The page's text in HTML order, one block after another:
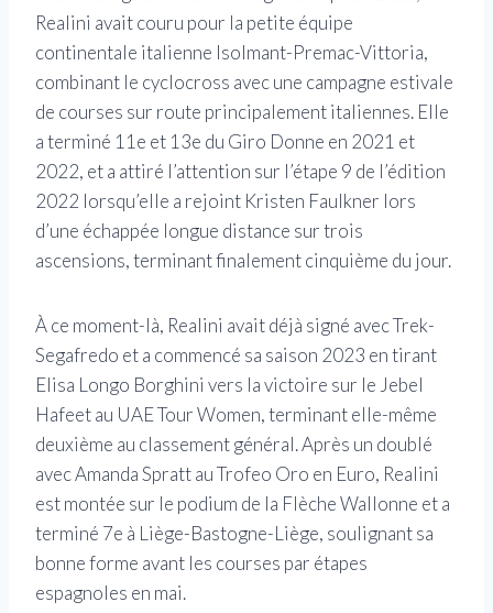
Realini avait couru pour la petite équipe
continentale italienne Isolmant-Premac-Vittoria,
combinant le cyclocross avec une campagne estivale
de courses sur route principalement italiennes. Elle
a terminé 11e et 13e du Giro Donne en 2021 et
2022, et a attiré l’attention sur l’étape 9 de l’édition
2022 lorsqu’elle a rejoint Kristen Faulkner lors
d’une échappée longue distance sur trois
ascensions, terminant finalement cinquième du jour.
À ce moment-là, Realini avait déjà signé avec Trek-
Segafredo et a commencé sa saison 2023 en tirant
Elisa Longo Borghini vers la victoire sur le Jebel
Hafeet au UAE Tour Women, terminant elle-même
deuxième au classement général. Après un doublé
avec Amanda Spratt au Trofeo Oro en Euro, Realini
est montée sur le podium de la Flèche Wallonne et a
terminé 7e à Liège-Bastogne-Liège, soulignant sa
bonne forme avant les courses par étapes
espagnoles en mai.